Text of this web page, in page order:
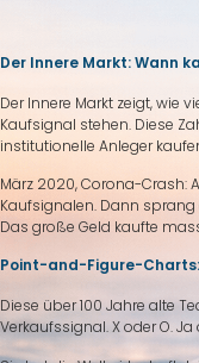
Der Innere Markt: Wann
Der Innere Markt zeigt, wie
Kaufsignal stehen. Diese
institutionelle Anleger
März 2020, Corona-Crash:
Kaufsignalen. Dann sprang
Das große Geld kaufte
Point-and-Figure-
Diese über 100 Jahre alte
Verkaufssignal. X oder O.